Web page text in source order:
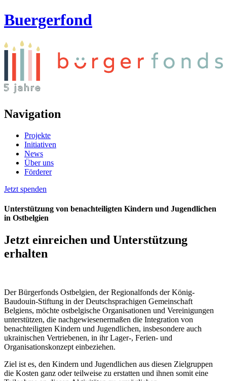
Buergerfond
Navigation
Projekte
Initiativen
News
Über uns
Förderer
Jetzt spenden
Unterstützung von benachteiligten Kindern und Jugendlichen
in Ostbelgien
Jetzt einreichen und Unterstützung
erhalten
Der Bürgerfonds Ostbelgien, der Regionalfonds der König-
Baudouin-Stiftung in der Deutschsprachigen Gemeinschaft
Belgiens, möchte ostbelgische Organisationen und Vereinigungen
unterstützen, die nachgewiesenermaßen die Integration von
benachteiligten Kindern und Jugendlichen, insbesondere auch
ukrainischen Vertriebenen, in ihr Lager-, Ferien- und
Organisationskonzept einbeziehen.
Ziel ist es, den Kindern und Jugendlichen aus diesen Zielgruppen
die Kosten ganz oder teilweise zu erstatten und ihnen somit eine